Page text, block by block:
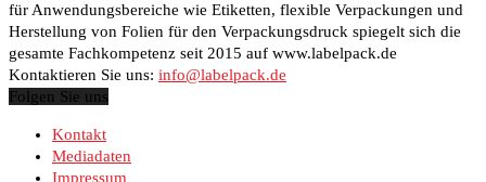
für Anwendungsbereiche wie Etiketten, flexible Verpackungen und
Herstellung von Folien für den Verpackungsdruck spiegelt sich die
gesamte Fachkompetenz seit 2015 auf www.labelpack.de
Kontaktieren Sie uns: info@labelpack.de
Folgen Sie uns
Kontakt
Mediadaten
Impressum